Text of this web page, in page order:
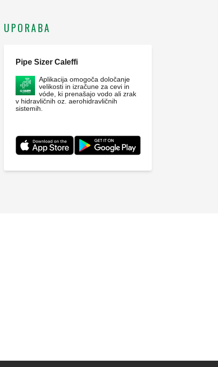
UPORABA
Pipe Sizer Caleffi
Aplikacija omogoča določanje
velikosti in izračune za cevi in
vóde, ki prenašajo vodo ali zrak
v hidravličnih oz. aerohidravličnih
sistemih.